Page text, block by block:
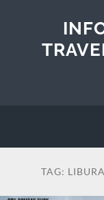
TAG: